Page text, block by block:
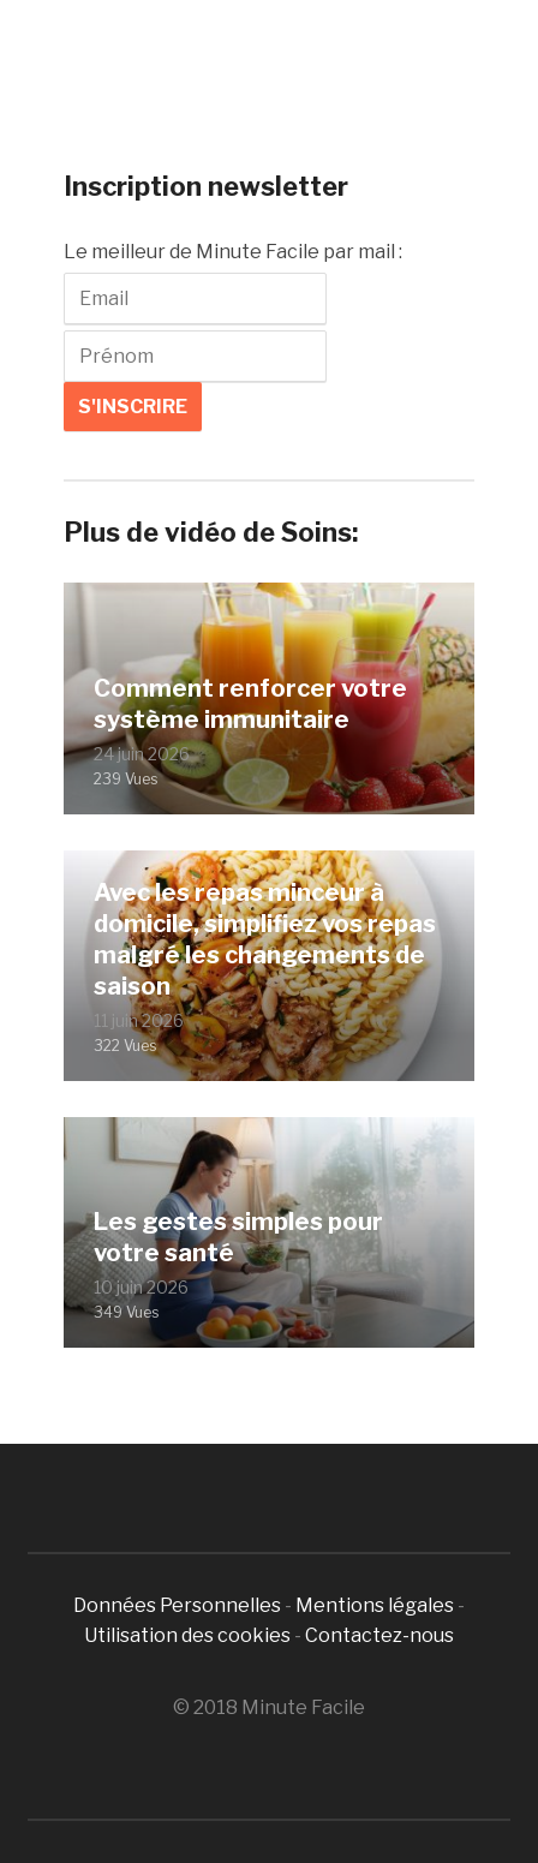
Inscription newsletter
Le meilleur de Minute Facile par mail :
Plus de vidéo de Soins:
Comment renforcer votre
système immunitaire
24 juin 2026
239 Vues
Avec les repas minceur à
domicile, simplifiez vos repas
malgré les changements de
saison
11 juin 2026
322 Vues
Les gestes simples pour
votre santé
10 juin 2026
349 Vues
Données Personnelles - Mentions légales -
Utilisation des cookies - Contactez-nous
© 2018 Minute Facile